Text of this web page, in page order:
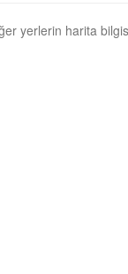
yerlerin harita